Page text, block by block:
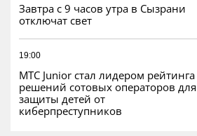
Завтра с 9 часов утра в Сызрани
отключат свет
19:00
МТС Junior стал лидером рейтинга
решений сотовых операторов для
защиты детей от
киберпреступников